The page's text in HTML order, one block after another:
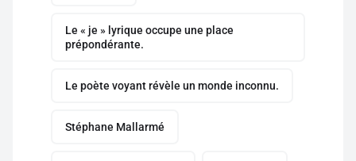
Le « je » lyrique occupe une place
prépondérante.
Le poète voyant révèle un monde inconnu.
Stéphane Mallarmé